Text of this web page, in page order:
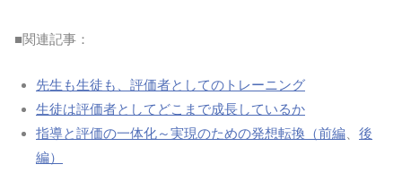
■関連記事：
先生も生徒も、評価者としてのトレーニング
生徒は評価者としてどこまで成長しているか
指導と評価の一体化～実現のための発想転換（前編、 後
編）